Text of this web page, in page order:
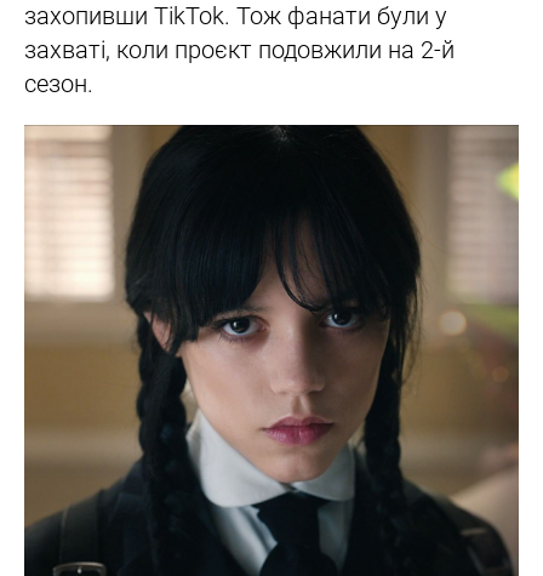
захопивши TikTok. Тож фанати були у
захваті, коли проєкт подовжили на 2-й
сезон.